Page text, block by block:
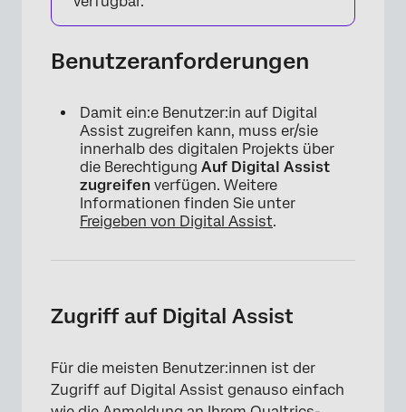
Benutzeranforderungen
Damit ein:e Benutzer:in auf Digital
Assist zugreifen kann, muss er/sie
innerhalb des digitalen Projekts über
die Berechtigung Auf Digital Assist
zugreifen verfügen. Weitere
Informationen finden Sie unter
Freigeben von Digital Assist.
Zugriff auf Digital Assist
Für die meisten Benutzer:innen ist der
Zugriff auf Digital Assist genauso einfach